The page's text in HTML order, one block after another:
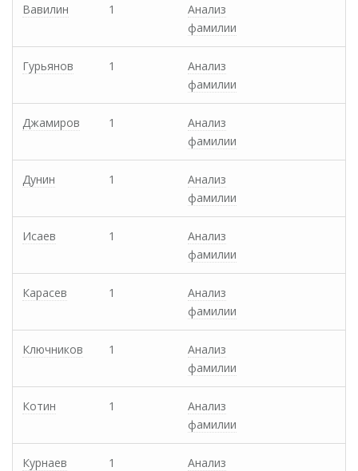
Вавилин 1
Анализ
фамилии
Гурьянов 1
Анализ
фамилии
Джамиров 1
Анализ
фамилии
Дунин 1
Анализ
фамилии
Исаев 1
Анализ
фамилии
Карасев 1
Анализ
фамилии
Ключников 1
Анализ
фамилии
Котин 1
Анализ
фамилии
Курнаев 1
Анализ